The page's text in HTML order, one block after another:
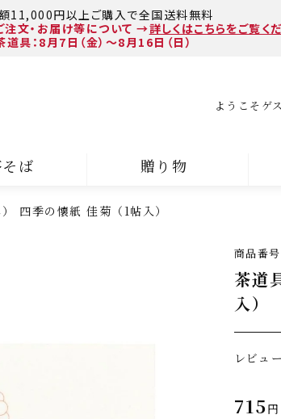
11,000円以上ご購入で全国送料無料
文・お届け等について →詳しくはこちらをご覧く
具：8月7日（金）～8月16日（日）
ようこそゲ
ば 贈り物
四季の懐紙 佳菊（1帖入）
商品番号
茶道
入）
レビュー
715